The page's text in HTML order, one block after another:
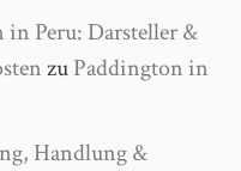
in Peru: Darsteller &
zuPaddington in
Handlung &